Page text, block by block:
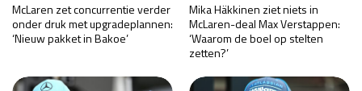
McLaren zet concurrentie verder
onder druk met upgradeplannen:
‘Nieuw pakket in Bakoe’
Mika Häkkinen ziet niets in
McLaren-deal Max Verstappen:
‘Waarom de boel op stelten
zetten?’